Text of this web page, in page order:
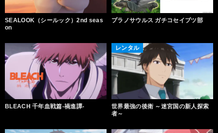
SEALOOK（シールック）2nd seas
on
プラノサウルス ガチコセイブツ部
BLEACH 千年血戦篇-禍進譚-
レンタル
世界最強の後衛 ～迷宮国の新人探索
者～